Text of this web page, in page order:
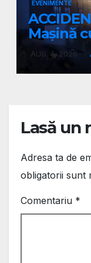
EVENIMENTE
Mașină
Micești/
gravă
AUG. 4, 2026
Lasă un
Adresa ta de
obligatorii sunt
Comentariu *